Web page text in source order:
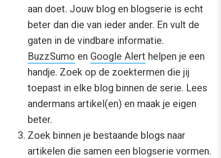
aan doet. Jouw blog en blogserie is echt
beter dan die van ieder ander. En vult de
gaten in de vindbare informatie.
BuzzSumo en Google Alert helpen je een
handje. Zoek op de zoektermen die jij
toepast in elke blog binnen de serie. Lees
andermans artikel(en) en maak je eigen
beter.
Zoek binnen je bestaande blogs naar
artikelen die samen een blogserie vormen.